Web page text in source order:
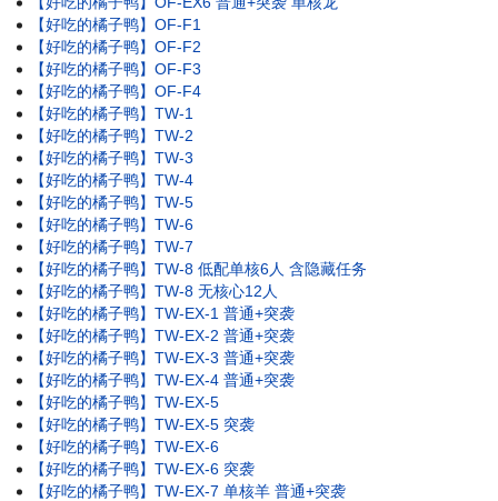
【好吃的橘子鸭】OF-F1
【好吃的橘子鸭】OF-F2
【好吃的橘子鸭】OF-F3
【好吃的橘子鸭】OF-F4
【好吃的橘子鸭】TW-1
【好吃的橘子鸭】TW-2
【好吃的橘子鸭】TW-3
【好吃的橘子鸭】TW-4
【好吃的橘子鸭】TW-5
【好吃的橘子鸭】TW-6
【好吃的橘子鸭】TW-7
【好吃的橘子鸭】TW-8 低配单核6人 含隐藏任务
【好吃的橘子鸭】TW-8 无核心12人
【好吃的橘子鸭】TW-EX-1 普通+突袭
【好吃的橘子鸭】TW-EX-2 普通+突袭
【好吃的橘子鸭】TW-EX-3 普通+突袭
【好吃的橘子鸭】TW-EX-4 普通+突袭
【好吃的橘子鸭】TW-EX-5
【好吃的橘子鸭】TW-EX-5 突袭
【好吃的橘子鸭】TW-EX-6
【好吃的橘子鸭】TW-EX-6 突袭
【好吃的橘子鸭】TW-EX-7 单核羊 普通+突袭